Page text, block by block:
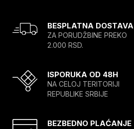
BESPLATNA DOSTAVA
ZA PORUDŽBINE PREKO
2.000 RSD.
ISPORUKA OD 48H
NA CELOJ TERITORIJI
REPUBLIKE SRBIJE
BEZBEDNO PLAĆANJE